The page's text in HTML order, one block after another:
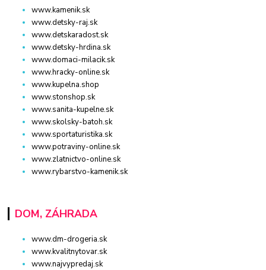
www.kamenik.sk
www.detsky-raj.sk
www.detskaradost.sk
www.detsky-hrdina.sk
www.domaci-milacik.sk
www.hracky-online.sk
www.kupelna.shop
www.stonshop.sk
www.sanita-kupelne.sk
www.skolsky-batoh.sk
www.sportaturistika.sk
www.potraviny-online.sk
www.zlatnictvo-online.sk
www.rybarstvo-kamenik.sk
DOM, ZÁHRADA
www.dm-drogeria.sk
www.kvalitnytovar.sk
www.najvypredaj.sk